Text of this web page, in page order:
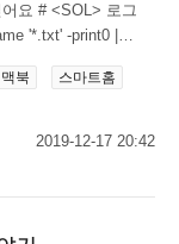
요 # <SOL> 로그
'*.txt' -print0 |
2 3 162
bash -c
number.txt...
맥북 스마트홈
2019-12-17 20:42